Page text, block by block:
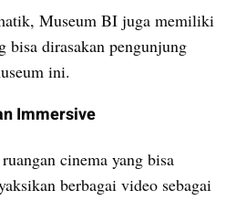
Museum BI juga memiliki
bisa dirasakan pengunjung
ini.
Immersive
cinema yang bisa
berbagai video sebagai